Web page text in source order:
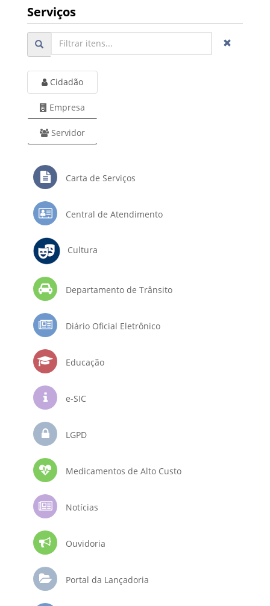
Serviços
Cidadão
Empresa
Servidor
Carta de Serviços
Central de Atendimento
Cultura
Departamento de Trânsito
Diário Oficial Eletrônico
Educação
e-SIC
LGPD
Medicamentos de Alto Custo
Notícias
Ouvidoria
Portal da Lançadoria